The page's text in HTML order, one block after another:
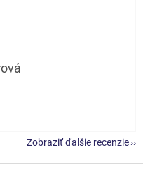
5 z 5 hviezdičiek.
5 z 5 hviezdičiek.
Zobraziť ďalšie recenzie